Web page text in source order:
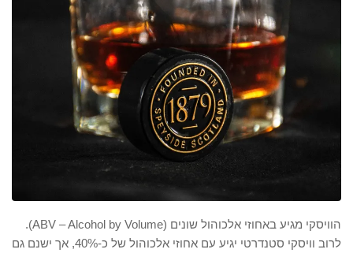
הוויסקי מגיע באחוזי אלכוהול שונים (ABV – Alcohol by Volume).
לרוב וויסקי סטנדרטי יגיע עם אחוזי אלכוהול של כ-40%, אך ישנם גם